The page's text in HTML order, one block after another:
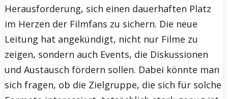
Herausforderung, sich einen dauerhaften Platz
im Herzen der Filmfans zu sichern. Die neue
Leitung hat angekündigt, nicht nur Filme zu
zeigen, sondern auch Events, die Diskussionen
und Austausch fördern sollen. Dabei könnte man
sich fragen, ob die Zielgruppe, die sich für solche